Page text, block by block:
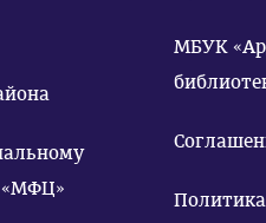
«МФЦ»
МБУК